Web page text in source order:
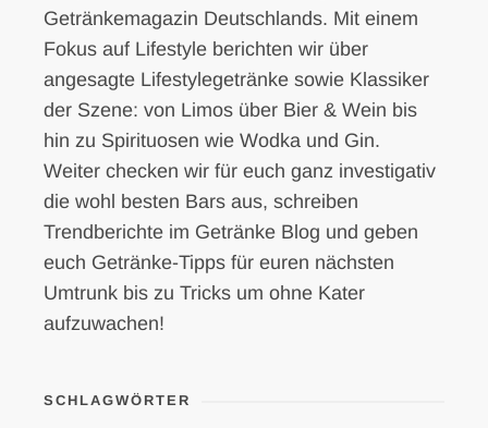
Getränkemagazin Deutschlands. Mit einem
Fokus auf Lifestyle berichten wir über
angesagte Lifestylegetränke sowie Klassiker
der Szene: von Limos über Bier & Wein bis
hin zu Spirituosen wie Wodka und Gin.
Weiter checken wir für euch ganz investigativ
die wohl besten Bars aus, schreiben
Trendberichte im Getränke Blog und geben
euch Getränke-Tipps für euren nächsten
Umtrunk bis zu Tricks um ohne Kater
aufzuwachen!
SCHLAGWÖRTER